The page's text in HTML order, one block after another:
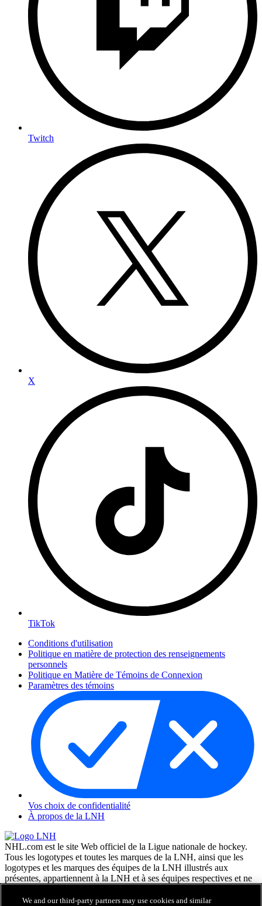
Twitch
X
TikTok
Conditions d'utilisation
Politique en matière de protection des renseignements
personnels
Politique en Matière de Témoins de Connexion
Paramètres des témoins
Vos choix de confidentialité
À propos de la LNH
NHL.com est le site Web officiel de la Ligue nationale de hockey.
Tous les logotypes et toutes les marques de la LNH, ainsi que les
logotypes et les marques des équipes de la LNH illustrés aux
présentes, appartiennent à la LNH et à ses équipes respectives et ne
Enterprises, L.P. © LNH 2026. Tous droits réservés. Tous les
We and our third-party partners may use cookies and similar